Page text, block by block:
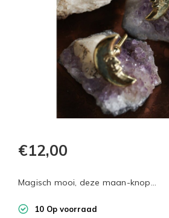
€12,00
Magisch mooi, deze maan-knop...
10 Op voorraad